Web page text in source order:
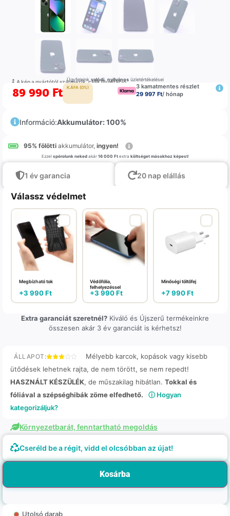
A kép a gyártótól származik, csak illustráció
Ügyfeleinkvalódi,nyilvánosüzletértékelései
89 990 Ft K.ÁFA (0%)
3 kamatmentes részlet
29 997 Ft/ hónap
Információ:Akkumulátor: 100%
95% fölötti akkumulátor, ingyen!
Ezzel spórolunk nekedakár 16 000 Ftextra költséget másokhoz képest!
1 év garancia 20 nap elállás
Válassz védelmet
Megbízható tok
+3 990Ft
Védőfólia,
felhelyezéssel
+3 990Ft
Minőségi töltőfej
+7 990Ft
Extra garanciát szeretnél? Kiváló és Újszerű termékeinkre
összesen akár 3 év garanciát is kérhetsz!
ÁLLAPOT:
Mélyebb karcok, kopások vagy kisebb
ütődések lehetnek rajta, de nem törött, se nem repedt!
HASZNÁLT KÉSZÜLÉK, de műszakilag hibátlan. Tokkal és
fóliával a szépséghibák zöme elfedhető.
ⓘ Hogyan
kategorizáljuk?
Környezetbarát, fenntartható megoldás
Cseréld be a régit, vidd el olcsóbban az újat!
Kosárba
Utolsó darab